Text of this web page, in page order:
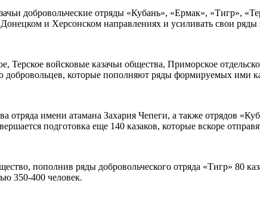
добровольческие отряды «Кубань», «Ермак», «Тигр»,
и Херсонском направлениях и усиливать свои
Терское войсковые казачьи общества, Приморское
добровольцев, которые пополняют ряды формируемых ими
отряда имени атамана Захария Чепеги, а также отрядов
подготовка еще 140 казаков, которые вскоре
пополнив ряды добровольческого отряда «Тигр» 80
350-400 человек.